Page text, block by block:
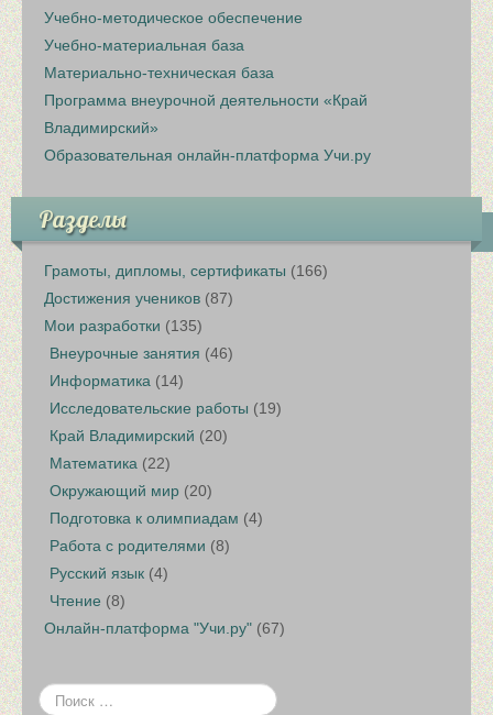
Учебно-методическое обеспечение
Учебно-материальная база
Материально-техническая база
Программа внеурочной деятельности «Край
Владимирский»
Образовательная онлайн-платформа Учи.ру
Разделы
Грамоты, дипломы, сертификаты (166)
Достижения учеников (87)
Мои разработки (135)
Внеурочные занятия (46)
Информатика (14)
Исследовательские работы (19)
Край Владимирский (20)
Математика (22)
Окружающий мир (20)
Подготовка к олимпиадам (4)
Работа с родителями (8)
Русский язык (4)
Чтение (8)
Онлайн-платформа "Учи.ру" (67)